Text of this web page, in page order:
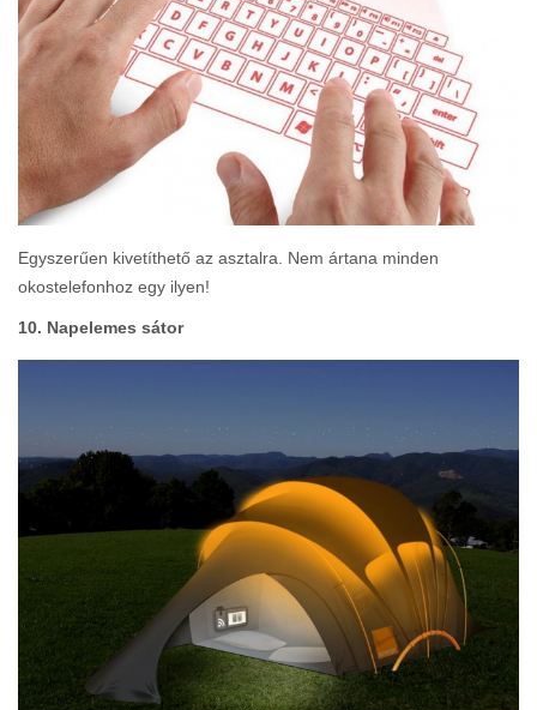
Egyszerűen kivetíthető az asztalra. Nem ártana minden
okostelefonhoz egy ilyen!
10. Napelemes sátor